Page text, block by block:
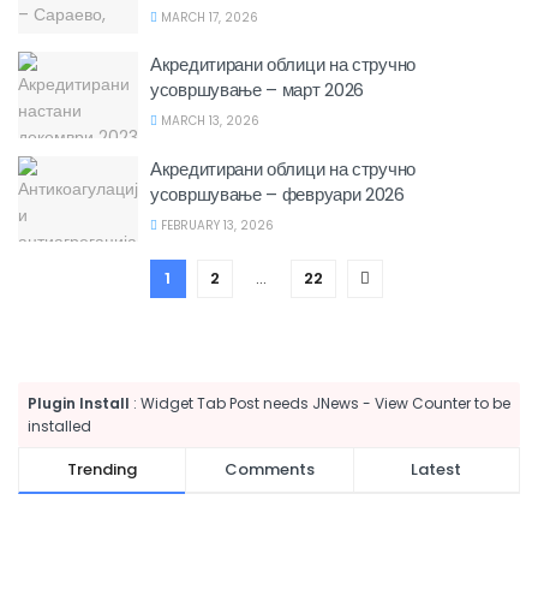
MARCH 17, 2026
Акредитирани облици на стручно
усовршување – март 2026
MARCH 13, 2026
Акредитирани облици на стручно
усовршување – февруари 2026
FEBRUARY 13, 2026
1 2 … 22
Plugin Install : Widget Tab Post needs JNews - View Counter to be
installed
Trending Comments Latest